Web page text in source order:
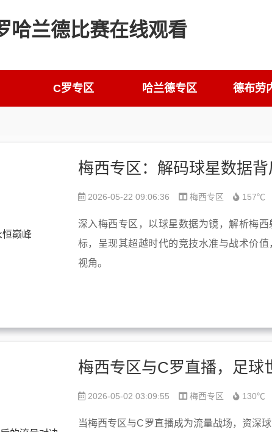
C罗专区 哈兰德专区 德布劳
梅西专区：解码球星数据
2026-05-22 09:06:36 梅西专区 157℃
深入梅西专区，以球星数据为镜，解析梅
标，呈现其超越时代的竞技水准与战术价
视角。
2026-05-02 03:09:55 梅西专区 130℃
当梅西专区与C罗直播成为流量战场，资深